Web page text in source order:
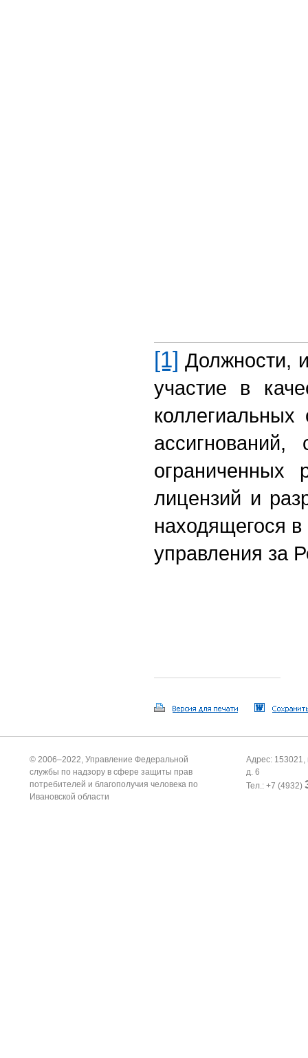
[1] Должности,
участие в
ограниченных
лицензий и
находящегося
управления за
© 2006–2022, Управление Федеральной
службы по надзору в сфере защиты прав
потребителей и благополучия человека по
Ивановской области
Адрес: 153021,
д. 6
Тел.: +7 (4932)